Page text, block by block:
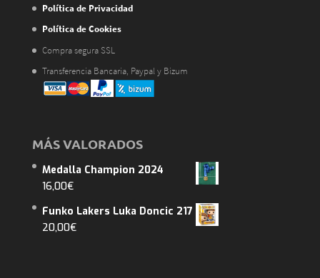
Política de Privacidad
Política de Cookies
Compra segura SSL
Transferencia Bancaria, Paypal y Bizum
MÁS VALORADOS
Medalla Champion 2024
16,00€
Funko Lakers Luka Doncic 217
20,00€